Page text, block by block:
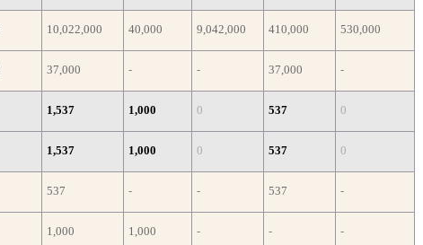
10,022,000 40,000 9,042,000 410,000 530,000
37,000 - - 37,000 -
1,537 1,000 0 537 0
1,537 1,000 0 537 0
537 - - 537 -
1,000 1,000 - - -